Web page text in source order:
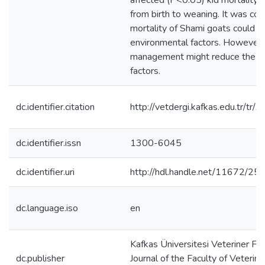
from birth to weaning. It was
mortality of Shami goats could
environmental factors.
management might reduce the
factors.
dc.identifier.citation http://vetdergi.kafkas.edu.tr/tr/
dc.identifier.issn 1300-6045
dc.identifier.uri http://hdl.handle.net/11672/253
dc.language.iso en
dc.publisher
Kafkas Üniversitesi Veteriner
Journal of the Faculty of